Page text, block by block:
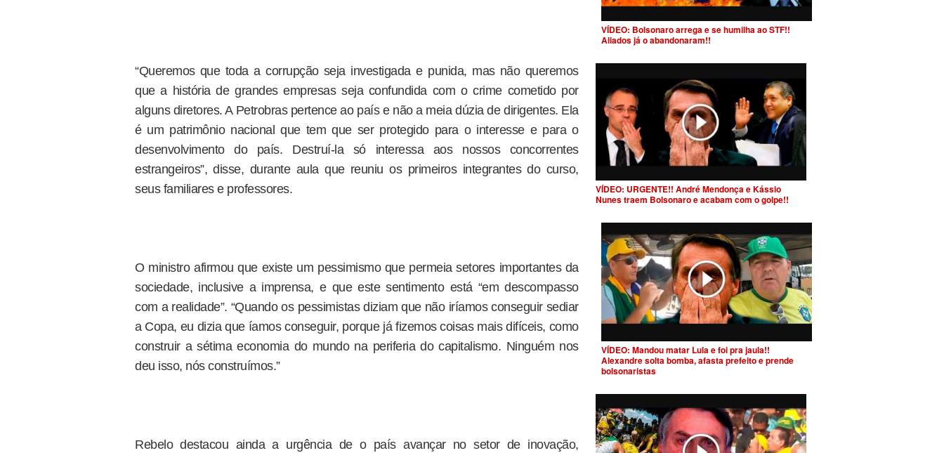
“Queremos que toda a corrupção seja investigada e punida, mas não queremos
que a história de grandes empresas seja confundida com o crime cometido por
alguns diretores. A Petrobras pertence ao país e não a meia dúzia de dirigentes. Ela
é um patrimônio nacional que tem que ser protegido para o interesse e para o
desenvolvimento do país. Destruí-la só interessa aos nossos concorrentes
estrangeiros”, disse, durante aula que reuniu os primeiros integrantes do curso,
seus familiares e professores.
O ministro afirmou que existe um pessimismo que permeia setores importantes da
sociedade, inclusive a imprensa, e que este sentimento está “em descompasso
com a realidade”. “Quando os pessimistas diziam que não iríamos conseguir sediar
a Copa, eu dizia que íamos conseguir, porque já fizemos coisas mais difíceis, como
construir a sétima economia do mundo na periferia do capitalismo. Ninguém nos
deu isso, nós construímos.”
Rebelo destacou ainda a urgência de o país avançar no setor de inovação,
VÍDEO: Bolsonaro arrega e se humilha ao STF!!
Aliados já o abandonaram!!
VÍDEO: URGENTE!! André Mendonça e Kássio
Nunes traem Bolsonaro e acabam com o golpe!!
VÍDEO: Mandou matar Lula e foi pra jaula!!
Alexandre solta bomba, afasta prefeito e prende
bolsonaristas